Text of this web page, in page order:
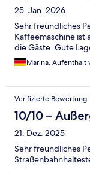
25. Jan. 2026
Sehr freundliches
Kaffeemaschine ist
die Gäste. Gute
Marina, Aufenthalt
Verifizierte Bewertung
10/10 –
21. Dez. 2025
Sehr freundliches